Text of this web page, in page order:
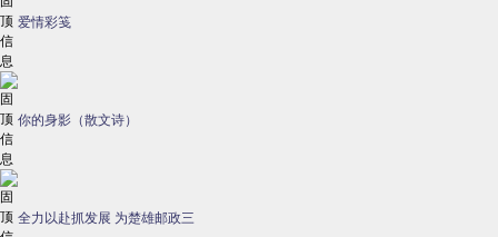
爱情彩笺
你的身影（散文诗）
全力以赴抓发展 为楚雄邮政三